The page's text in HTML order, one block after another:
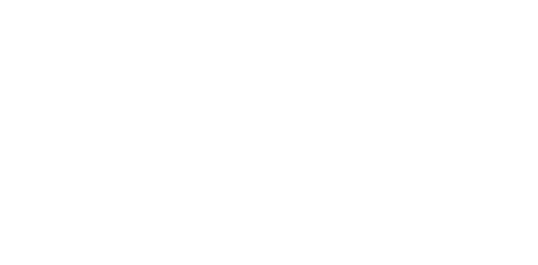
который помогает нам в повседневной жизни: от звонков
устарел или сломался, держать его дома нет смысла. Наш
марки, как Apple, Samsung, Google Pixel, а также менее
состоянии — от нового в коробке до того, что уже не
вы использовали пару лет, но теперь хотите обновиться. Вы
вы получите оценку онлайн или на месте — например, за
Если же у вас сломанный Xiaomi Mi 11, который не подлежит
не заставляем вас ждать: после осмотра деньги выдаются
кто ищет, куда продать телефон в Москве без лишних
У нас есть решение и для таких случаев. Например, выкуп
по той же схеме: приносите или вызываете нас, мы